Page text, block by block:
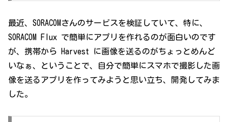
最近、SORACOMさんのサービスを検証していて、特に、
SORACOM Flux で簡単にアプリを作れるのが面白いのです
が、携帯から Harvest に画像を送るのがちょっとめんど
いなぁ、ということで、自分で簡単にスマホで撮影した画
像を送るアプリを作ってみようと思い立ち、開発してみま
した。